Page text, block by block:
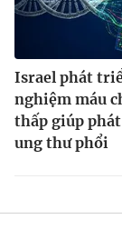
Israel phát
nghiệm máu
thấp giúp
ung thư phổi